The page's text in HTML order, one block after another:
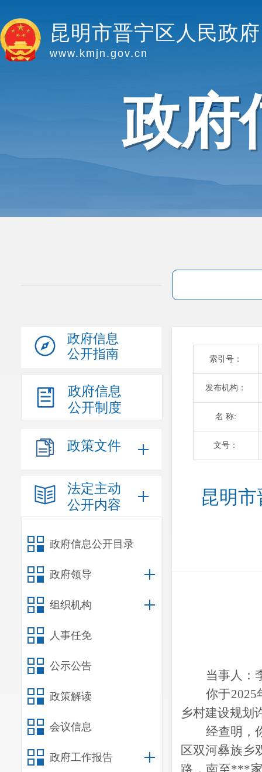
昆明市晋宁区人民政府
www.kmjn.gov.cn
政府
政府信息
公开指南
政府信息
公开制度
政策文件
法定主动
公开内容
政府信息公开目录
政府领导
组织机构
人事任免
公示公告
政策解读
会议信息
政府工作报告
索引号：
发布机构：
名 称:
文号：
昆明
当事人：
你于2025
乡村建设规划
经查明，
区双河彝族乡
路，南至***